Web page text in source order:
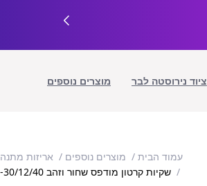
ציוד נירוסטה לבר מוצרים נוספים
עמוד הבית מוצרים נוספים אריזות מתנה
שקיות קרטון מודפס שחור וזהב 30/12/40- 10 יח